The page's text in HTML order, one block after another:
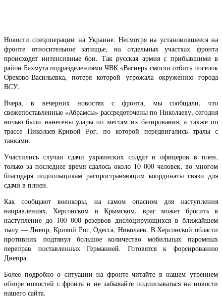
Новости спецоперации на Украине. Несмотря на установившееся на
фронте относительное затищье, на отдельных участках фронта
происходят интенсивные бои. Так русская армия с прибывшими в
район Бахмута подразделениями ЧВК «Вагнер» смогли отбить поселок
Орехово-Васильевка, потеря которой угрожала окружению города
ВСУ.
Вчера, в вечерних новостях с фронта, мы сообщали, что
свежепоставленные «Абрамсы» рассредоточены по Николаеву, сегодня
ночью были нанесены удары по местам их базирования, а также по
трассе Николаев-Кривой Рог, по которой передвигались тралы с
танками.
Участились случаи сдачи украинских солдат и офицеров в плен,
только за последнее время сдалось около 10 000 человек, во многом
благодаря подпольщикам распространяющим координаты связи для
сдачи в плнен.
Как сообщают военкоры, на самом опасном для наступления
направлениях, Херсонском и Крымском, враг может бросить в
наступление до 100 000 резервов дислоцирующихся в ближайшем
тылу — Днепр, Кривой Рог, Одесса, Николаев. В Херсонской области
противник подтянул большое количество мобильных паромных
переправ поставленных Германией. Готовятся к форсированию
Днепра.
Более подробно о ситуации на фронте читайте в нашем утреннем
обзоре новостей с фронта и не забывайте подписываться на новости
нашего сайта.